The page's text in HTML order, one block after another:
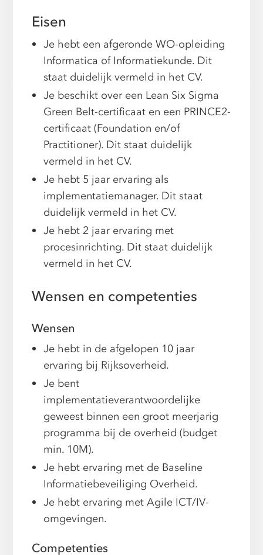
Eisen
Je hebt een afgeronde WO-opleiding
Informatica of Informatiekunde. Dit
staat duidelijk vermeld in het CV.
Je beschikt over een Lean Six Sigma
Green Belt-certificaat en een PRINCE2-
certificaat (Foundation en/of
Practitioner). Dit staat duidelijk
vermeld in het CV.
Je hebt 5 jaar ervaring als
implementatiemanager. Dit staat
duidelijk vermeld in het CV.
Je hebt 2 jaar ervaring met
procesinrichting. Dit staat duidelijk
vermeld in het CV.
Wensen en competenties
Wensen
Je hebt in de afgelopen 10 jaar
ervaring bij Rijksoverheid.
Je bent
implementatieverantwoordelijke
geweest binnen een groot meerjarig
programma bij de overheid (budget
min. 10M).
Je hebt ervaring met de Baseline
Informatiebeveiliging Overheid.
Je hebt ervaring met Agile ICT/IV-
omgevingen.
Competenties